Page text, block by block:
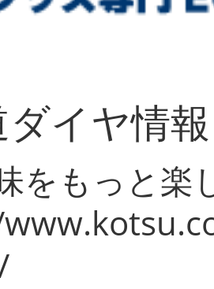
イヤ情
をもっと楽